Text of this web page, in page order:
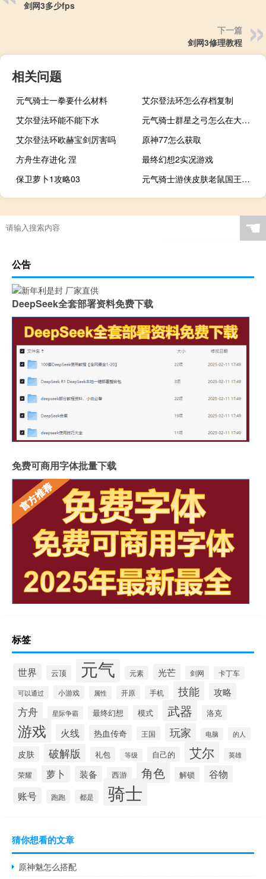
剑网3多少fps
下一篇
剑网3修理教程
相关问题
元气骑士一拳要什么材料
艾尔登法环怎么存档复制
艾尔登法环能不能下水
元气骑士群星之弓怎么在大厅合成
艾尔登法环欧赫宝剑厉害吗
原神77怎么获取
方舟生存进化 涅
最终幻想2实况游戏
保卫萝卜1攻略03
元气骑士游侠皮肤老鼠国王武器有皮肤吗?
☚
公告
DeepSeek全套部署资料免费下载
免费可商用字体批量下载
标签
世界 云顶 元气 元素 光芒 剑网 卡丁车
可以通过 小游戏 属性 开原 手机 技能 攻略
方舟 星际争霸 最终幻想 模式 武器 洛克
游戏 火线 热血传奇 王国 玩家 电脑 的人
皮肤 破解版 礼包 等级 自己的 艾尔 英雄
荣耀 萝卜 装备 西游 角色 解锁 谷物
账号 跑跑 都是 骑士
猜你想看的文章
原神魅怎么搭配